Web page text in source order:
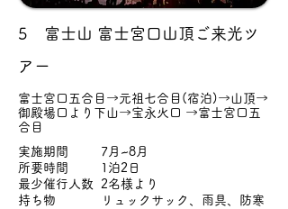
5 富士山 富士宮口山頂ご来光ツ
アー
富士宮口五合目→元祖七合目(宿泊)→山頂→
御殿場口より下山→宝永火口 →富士宮口五
合目
実施期間 7月~8月
所要時間 1泊2日
最少催行人数 2名様より
持ち物 リュックサック、雨具、防寒